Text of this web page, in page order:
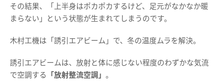
その結果、「上半身はポカポカするけど、足元がなかなか暖
まらない」という状態が生まれてしまうのです。
木村工機は「誘引エアビーム」で、冬の温度ムラを解決。
誘引エアビームは、放射と体に感じない程度のわずかな気流
で空調する 「放射整流空調」 。